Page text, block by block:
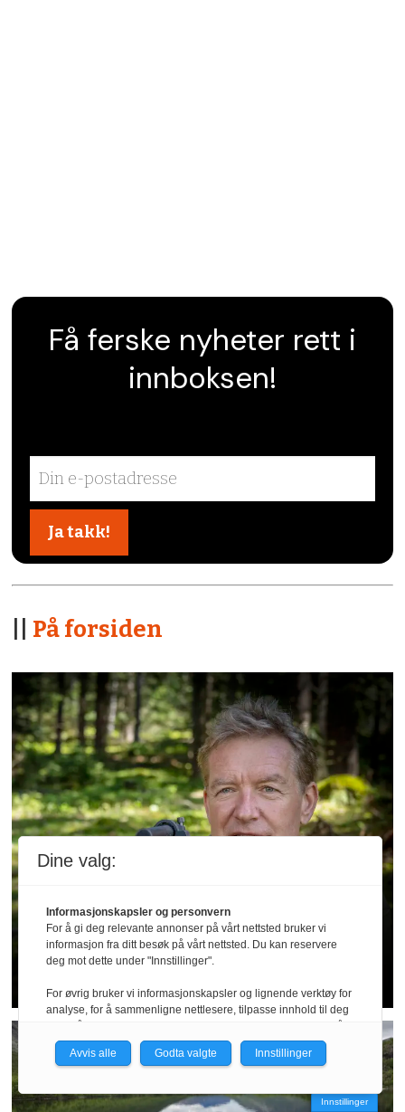
Få ferske nyheter rett i
innboksen!
På forsiden
Tema || Livsglede
– Jeg vil stupe med støvlene på
Innstillinger
Dine valg:
Informasjonskapsler og personvern
For å gi deg relevante annonser på vårt nettsted bruker vi
informasjon fra ditt besøk på vårt nettsted. Du kan reservere
deg mot dette under "Innstillinger".
For øvrig bruker vi informasjonskapsler og lignende verktøy for
analyse, for å sammenligne nettlesere, tilpasse innhold til deg
personvernerklæring.
du få relevante annonser på nettstedene til medlemmene i
nettverket basert på informasjon fra dine besøk på tvers av
Avvis alle Godta valgte Innstillinger